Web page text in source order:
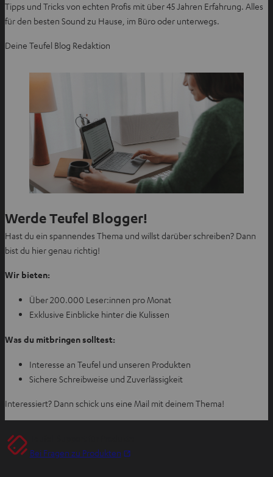
Tipps und Tricks von echten Profis mit über 45 Jahren Erfahrung. Alles
für den besten Sound zu Hause, im Büro oder unterwegs.
Deine Teufel Blog Redaktion
Werde Teufel Blogger!
Hast du ein spannendes Thema und willst darüber schreiben? Dann
bist du hier genau richtig!
Wir bieten:
Über 200.000 Leser:innen pro Monat
Exklusive Einblicke hinter die Kulissen
Was du mitbringen solltest:
Interesse an Teufel und unseren Produkten
Sichere Schreibweise und Zuverlässigkeit
Interessiert? Dann schick uns eine Mail mit deinem Thema!
Bei Fragen zu Produkten